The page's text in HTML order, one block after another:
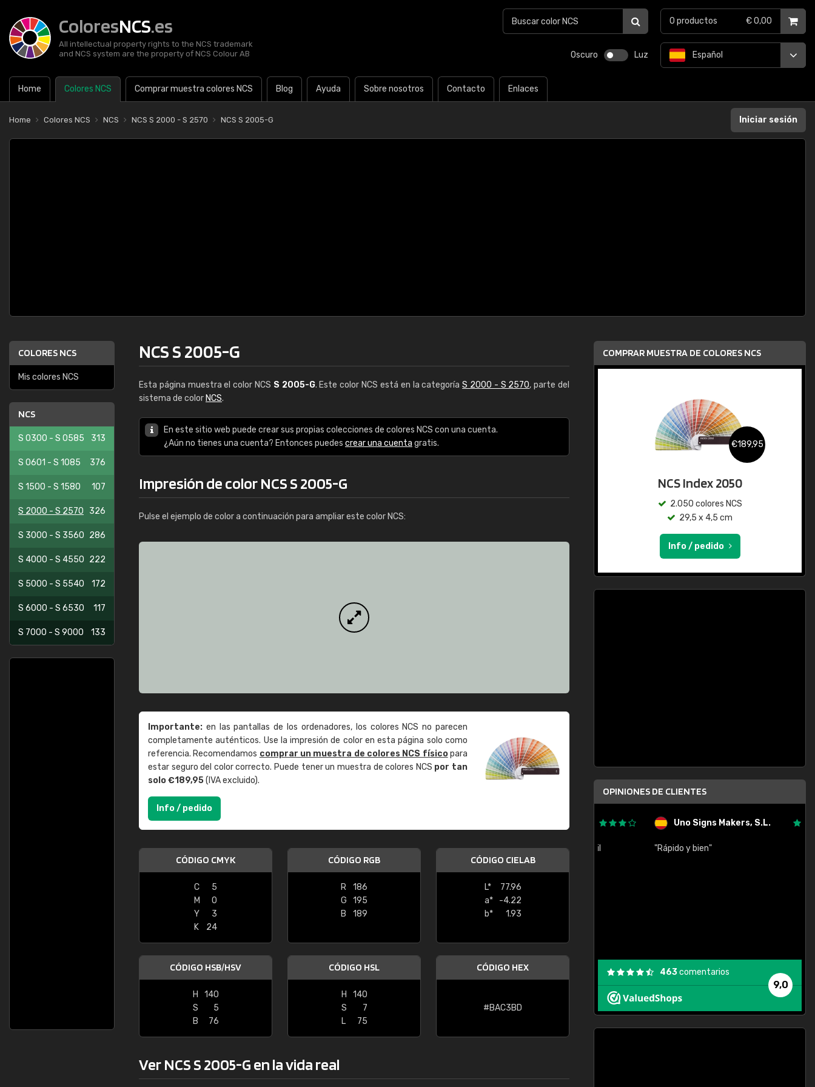
ColoresNCS.es
All intellectual property rights to the NCS trademark
and NCS system are the property of NCS Colour AB
Oscuro Luz
Home Colores NCS Comprar muestra colores NCS Blog Ayuda Sobre nosotros Contacto Enlaces
Español
0 productos € 0,00
Home Colores NCS NCS NCS S 2000 - S 2570 NCS S 2005-G Iniciar sesión
COLORES NCS
Mis colores NCS
NCS
S 0300 - S 0585 313
S 0601 - S 1085 376
S 1500 - S 1580 107
S 2000 - S 2570 326
S 3000 - S 3560 286
S 4000 - S 4550 222
S 5000 - S 5540 172
S 6000 - S 6530 117
S 7000 - S 9000 133
NCS S 2005-G
Esta página muestra el color NCS S 2005-G. Este color NCS está en la categoríaS 2000 - S 2570, parte del
sistema de color NCS.
En este sitio web puede crear sus propias colecciones de colores NCS con una cuenta.
¿Aún no tienes una cuenta? Entonces puedes crear una cuenta gratis.
Impresión de color NCS S 2005-G
Pulse el ejemplo de color a continuación para ampliar este color NCS:
Importante: en las pantallas de los ordenadores, los colores NCS no parecen
completamente auténticos. Use la impresión de color en esta página solo como
referencia. Recomendamos comprar un muestra de colores NCS físicopara
estar seguro del color correcto. Puede tener un muestra de colores NCS por tan
solo €189,95(IVA excluido).
Info / pedido
CÓDIGO CMYK
C
5
M
0
Y
3
K
24
CÓDIGO RGB
R
186
G
195
B
189
CÓDIGO CIELAB
L*
77.96
a*
-4.22
b*
1.93
CÓDIGO HSB/HSV
H
140
S
5
B
76
CÓDIGO HSL
H
140
S
7
L
75
CÓDIGO HEX
#BAC3BD
Ver NCS S 2005-G en la vida real
COMPRAR MUESTRA DE COLORES NCS
€189,95
NCS Index 2050
2.050 colores NCS
29,5 x 4,5 cm
Info / pedido
OPINIONES DE CLIENTES
"Buen servicio. No obstante No es fácil
encontrar/comprar lo que se busca"
Uno Signs Makers, S.L.
"Rápido y bien"
9,0
463comentarios